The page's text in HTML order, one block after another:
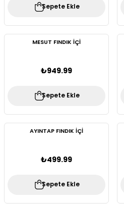
Sepete Ekle
MESUT FINDIK İÇİ
₺949.99
Sepete Ekle
AYINTAP FINDIK İÇİ
₺499.99
Sepete Ekle